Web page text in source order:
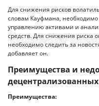
Для снижения рисков
словам Кауфмана,
управлению активами и
средств. Для снижения риска
необходимо следить за
добавляет он.
Преимущества и
Преимущества: